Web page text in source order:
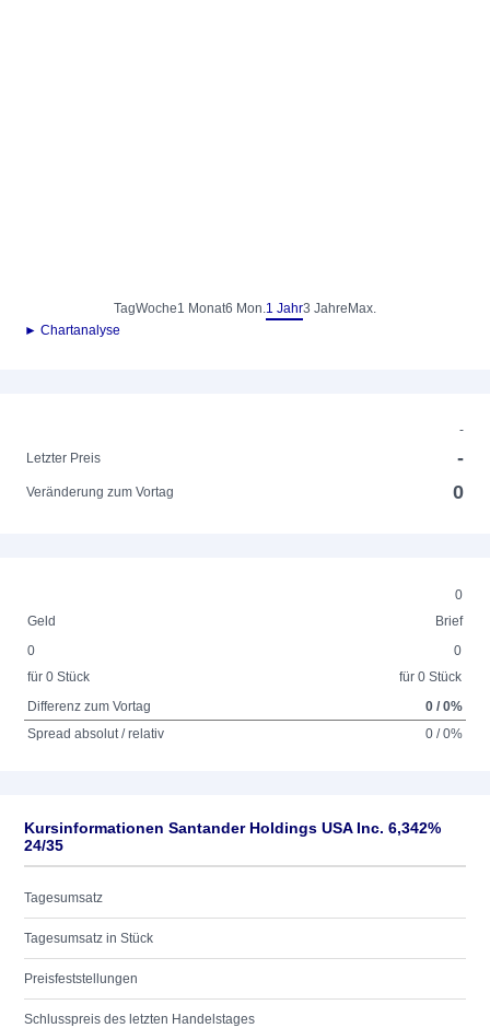
TagWoche1 Monat6 Mon.1 Jahr3 Jahre Max.
► Chartanalyse
-
Letzter Preis
-
Veränderung zum Vortag 0
0
Geld
Brief
0
für 0 Stück
0
für 0 Stück
Differenz zum Vortag
0 / 0%
Spread absolut / relativ
0 / 0%
Kursinformationen Santander Holdings USA Inc. 6,342%
24/35
Tagesumsatz
Tagesumsatz in Stück
Preisfeststellungen
Schlusspreis des letzten Handelstages